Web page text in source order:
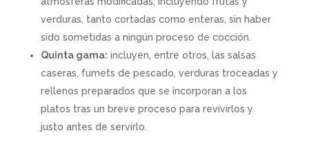
verduras, tanto cortadas como enteras, sin haber
sido sometidas a ningún proceso de cocción.
Quinta gama: incluyen, entre otros, las salsas
caseras, fumets de pescado, verduras troceadas y
rellenos preparados que se incorporan a los
platos tras un breve proceso para revivirlos y
justo antes de servirlo.